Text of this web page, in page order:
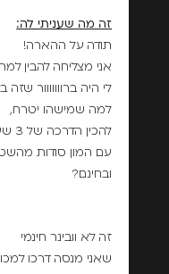
זה מה שעניתי לה:
תודה על ההארה!
אני מצליחה להבין
לי היה ברווווווור
למה שמישהו יטרח,
להכין הדרכה של 3 שעות מרוכזת באמת
עם המון סודות
ובחינם?
זה לא וובינר חינמי
שאני מנסה דרכו